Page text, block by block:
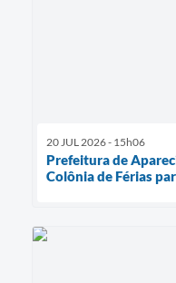
20 JUL 2026 - 15h06
Prefeitura de
Colônia de Férias